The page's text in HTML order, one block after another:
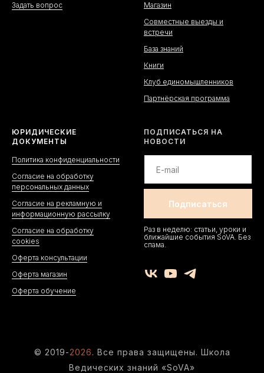
Задать вопрос
Магазин
Совместные выезды и
встречи
База знаний
Книги
Клуб единомышленников
Партнёрская программа
ЮРИДИЧЕСКИЕ
ДОКУМЕНТЫ
Политика конфиденциальности
Согласие на обработку
персональных данных
Согласие на рекламную и
информационную рассылку
Согласие на обработку
cookies
Оферта консультации
Оферта магазин
Оферта обучение
ПОДПИСАТЬСЯ НА
НОВОСТИ
Раз в неделю: статьи, уроки и
ближайшие события SoVA. Без
спама.
© 2019-2026. Все права защищены. Школа
Ведических знаний «SoVA»